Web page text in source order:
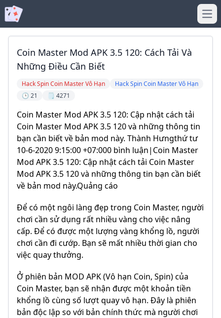
Coin Master Mod APK 3.5 120: Cách Tải Và
Những Điều Cần Biết
Hack Spin Coin Master Vô Hạn
Hack Spin Coin Master Vô Hạn
🕒 21
🗒️ 4271
Coin Master Mod APK 3.5 120: Cập nhật cách tải
Coin Master Mod APK 3.5 120 và những thông tin
bạn cần biết về bản mod này. Thành Hưngthứ tư
10-6-2020 9:15:00 +07:000 bình luận|Coin Master
Mod APK 3.5 120: Cập nhật cách tải Coin Master
Mod APK 3.5 120 và những thông tin bạn cần biết
về bản mod này.Quảng cáo
Để có một ngôi làng đẹp trong Coin Master, người
chơi cần sử dụng rất nhiều vàng cho việc nâng
cấp. Để có được một lượng vàng khổng lồ, người
chơi cần đi cướp. Bạn sẽ mất nhiều thời gian cho
việc quay thưởng.
Ở phiên bản MOD APK (Vô hạn Coin, Spin) của
Coin Master, bạn sẽ nhận được một khoản tiền
khổng lồ cùng số lượt quay vô hạn. Đây là phiên
bản độc lập so với bản chính thức mà người chơi